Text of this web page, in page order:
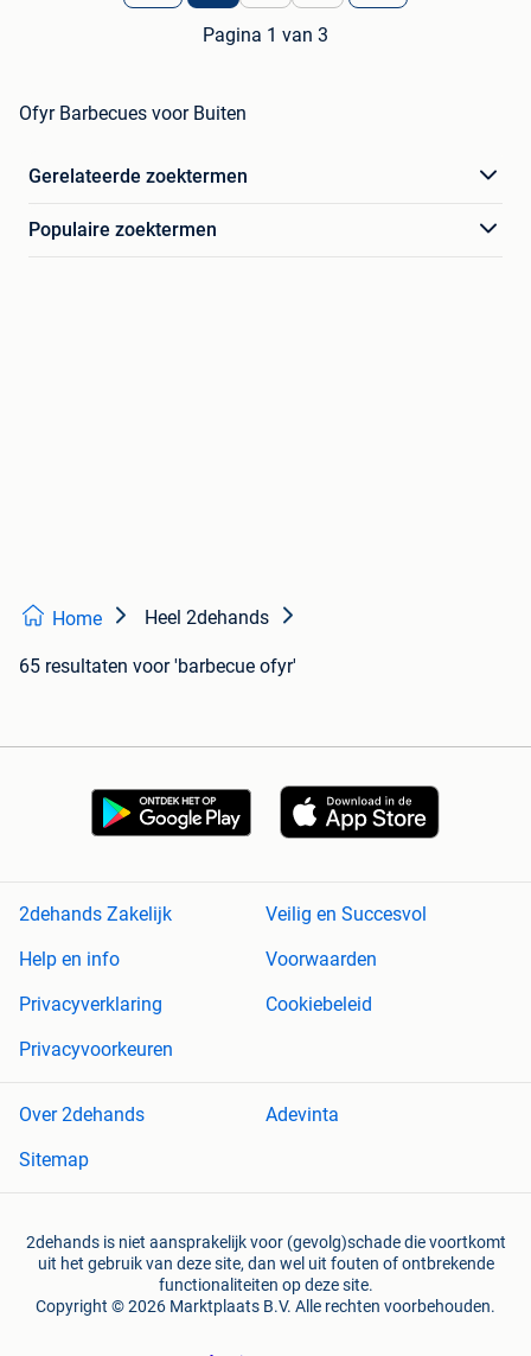
Pagina 1 van 3
Ofyr Barbecues voor Buiten
Gerelateerde zoektermen
Populaire zoektermen
Home Heel 2dehands
65 resultaten voor 'barbecue ofyr'
2dehands Zakelijk
Veilig en Succesvol
Help en info
Voorwaarden
Privacyverklaring
Cookiebeleid
Privacyvoorkeuren
Over 2dehands
Adevinta
Sitemap
2dehands is niet aansprakelijk voor (gevolg)schade die voortkomt
uit het gebruik van deze site, dan wel uit fouten of ontbrekende
functionaliteiten op deze site.
Copyright © 2026 Marktplaats B.V. Alle rechten voorbehouden.